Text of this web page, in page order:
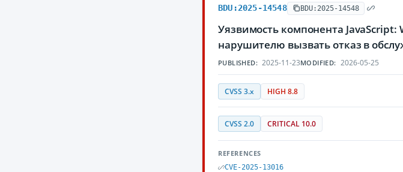
BDU:2025-14548 BDU:2025-14548
Уязвимость компонента JavaScript:
нарушителю вызвать отказ в
PUBLISHED: 2025-11-23MODIFIED: 2026-05-25
CVSS 3.x HIGH 8.8
CVSS 2.0 CRITICAL 10.0
REFERENCES
CVE-2025-13016